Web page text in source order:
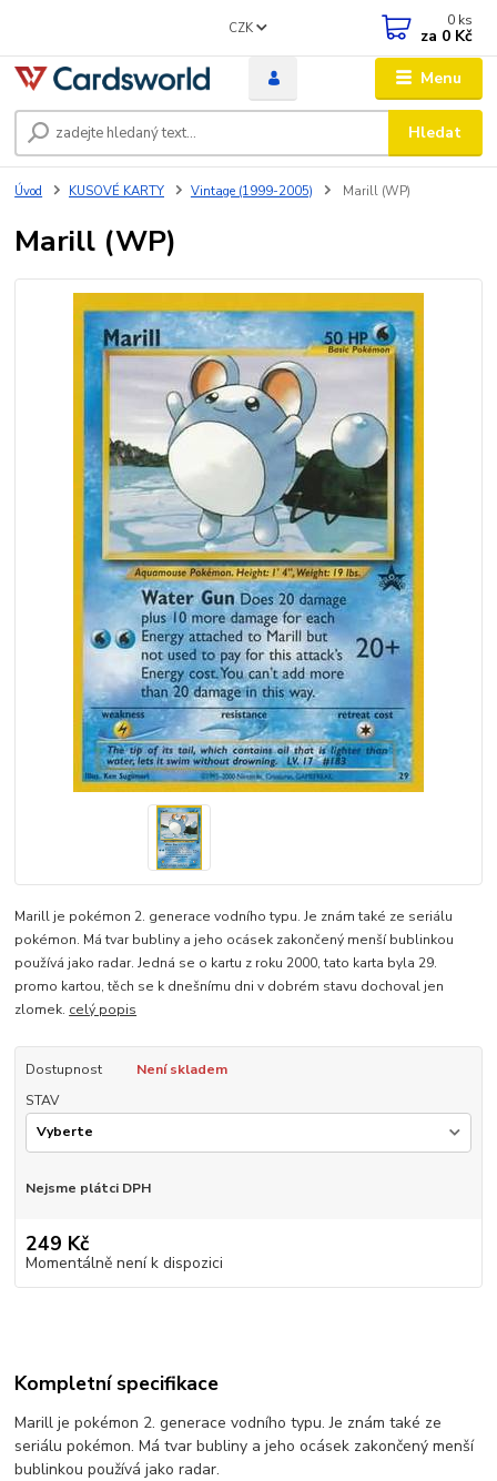
Menu
CZK
Hledat
0 ks
za 0 Kč
Úvod KUSOVÉ KARTY Vintage (1999-2005) Marill (WP)
Marill (WP)
Marill je pokémon 2. generace vodního typu. Je znám také ze seriálu
pokémon. Má tvar bubliny a jeho ocásek zakončený menší bublinkou
používá jako radar. Jedná se o kartu z roku 2000, tato karta byla 29.
promo kartou, těch se k dnešnímu dni v dobrém stavu dochoval jen
zlomek. celý popis
Dostupnost
Není skladem
STAV
Nejsme plátci DPH
249 Kč
Momentálně není k dispozici
Kompletní specifikace
Marill je pokémon 2. generace vodního typu. Je znám také ze
seriálu pokémon. Má tvar bubliny a jeho ocásek zakončený menší
bublinkou používá jako radar.